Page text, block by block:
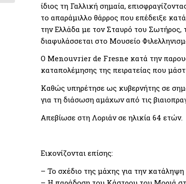
ίδιος τη Γαλλική σημαία,
το απαράμιλλο θάρρος που επέδειξε
την Ελλάδα με τον Σταυρό του Σωτήρος,
διαφυλάσσεται στο Μουσείο
Ο Menouvrier de Fresne κατά την
καταπολέμησης της πειρατείας που
Καθώς υπηρέτησε ως κυβερνήτης σε
για τη διάσωση αμάχων από τις
Απεβίωσε στη Λοριάν σε ηλικία 64 ετών.
Εικονίζονται επίσης:
– Το σχέδιο της μάχης για την